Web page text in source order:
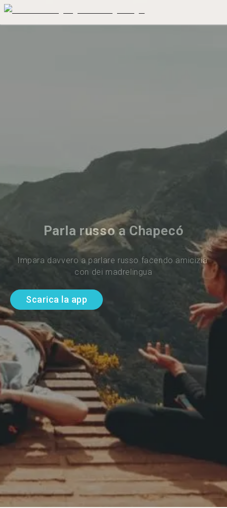
Parla russo a Chapecó
Impara davvero a parlare russo facendo amicizia
con dei madrelingua
Scarica la app